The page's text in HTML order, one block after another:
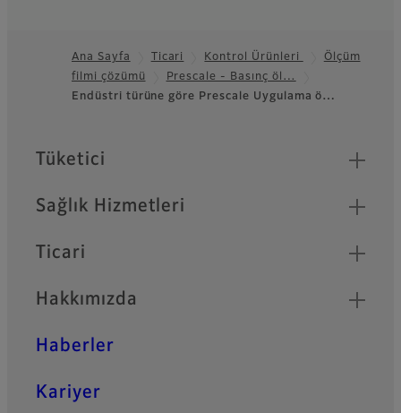
Footer
Ana Sayfa Ticari Kontrol Ürünleri
Ölçüm
filmi çözümü
Prescale - Basınç öl…
Endüstri türüne göre Prescale Uygulama ö…
Quick Links
Tüketici
Sağlık Hizmetleri
Ticari
Hakkımızda
Haberler
Kariyer